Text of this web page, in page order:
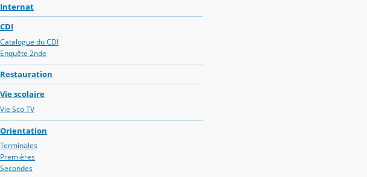
Internat
CDI
Catalogue du CDI
Enquête 2nde
Restauration
Vie scolaire
Vie Sco TV
Orientation
Terminales
Premières
Secondes